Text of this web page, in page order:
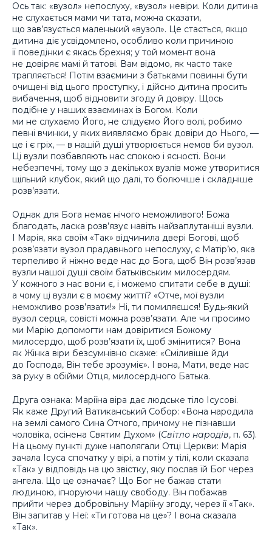
Ось так: «вузол» непослуху, «вузол» невіри. Коли дитина
не слухається мами чи тата, можна сказати,
що зав’язується маленький «вузол». Це стається, якщо
дитина діє усвідомлено, особливо коли причиною
її поведінки є якась брехня; у той момент вона
не довіряє мамі й татові. Вам відомо, як часто таке
трапляється! Потім взаємини з батьками повинні бути
очищені від цього проступку, і дійсно дитина просить
вибачення, щоб відновити згоду й довіру. Щось
подібне у наших взаєминах із Богом. Коли
ми не слухаємо Його, не слідуємо Його волі, робимо
певні вчинки, у яких виявляємо брак довіри до Нього, —
це і є гріх, — в нашій душі утворюється немов би вузол.
Ці вузли позбавляють нас спокою і ясності. Вони
небезпечні, тому що з декількох вузлів може утворитися
щільний клубок, який що далі, то болючіше і складніше
розв’язати.
Однак для Бога немає нічого неможливого! Божа
благодать, ласка розв’язує навіть найзаплутаніші вузли.
І Марія, яка своїм «Так» відчинила двері Богові, щоб
розв’язати вузол прадавнього непослуху, є Матір’ю, яка
терпеливо й ніжно веде нас до Бога, щоб Він розв’язав
вузли нашої душі своїм батьківським милосердям.
У кожного з нас вони є, і можемо спитати себе в душі:
а чому ці вузли є в моєму житті? «Отче, мої вузли
неможливо розв’язати!» Ні, ти помиляєшся! Будь-який
вузол серця, совісті можна розв’язати. Але чи просимо
ми Марію допомогти нам довіритися Божому
милосердю, щоб розв’язати їх, щоб змінитися? Вона
як Жінка віри безсумнівно скаже: «Сміливіше йди
до Господа, Він тебе зрозуміє». І вона, Мати, веде нас
за руку в обійми Отця, милосердного Батька.
Друга ознака: Маріїна віра дає людське тіло Ісусові.
Як каже Другий Ватиканський Собор: «Вона народила
на землі самого Сина Отчого, причому не пізнавши
чоловіка, осінена Святим Духом» (Світло народів, п. 63).
На цьому пункті дуже наполягали Отці Церкви: Марія
зачала Ісуса спочатку у вірі, а потім у тілі, коли сказала
«Так» у відповідь на цю звістку, яку послав їй Бог через
ангела. Що це означає? Що Бог не бажав стати
людиною, ігноруючи нашу свободу. Він побажав
прийти через добровільну Маріїну згоду, через її «Так».
Він запитав у Неї: «Ти готова на це»? І вона сказала
«Так».